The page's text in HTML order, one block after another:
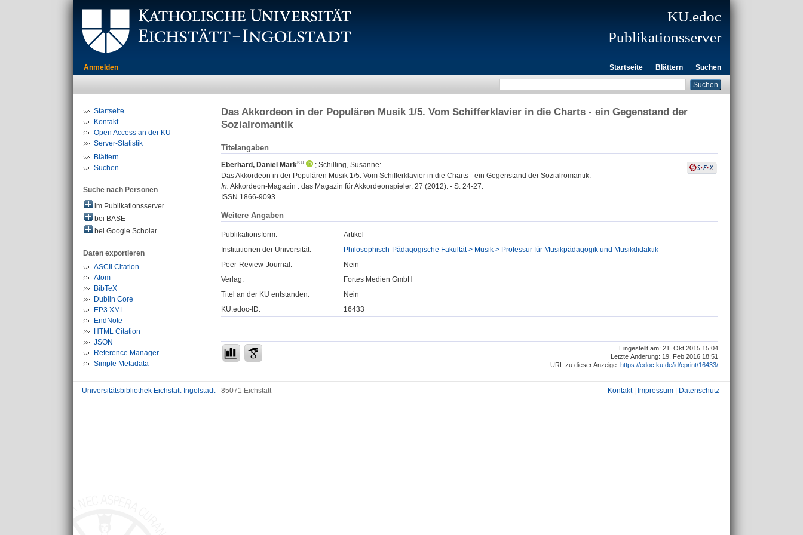
KU.edoc
Publikationsserver
Anmelden Startseite Blättern Suchen
Startseite
Kontakt
Open Access an der KU
Server-Statistik
Blättern
Suchen
Suche nach Personen
im Publikationsserver
bei BASE
bei Google Scholar
Daten exportieren
ASCII Citation
Atom
BibTeX
Dublin Core
EP3 XML
EndNote
HTML Citation
JSON
Reference Manager
Simple Metadata
Das Akkordeon in der Populären Musik 1/5. Vom Schifferklavier in die Charts - ein Gegenstand der
Sozialromantik
Titelangaben
Eberhard, Daniel Mark ; Schilling, Susanne:
Das Akkordeon in der Populären Musik 1/5. Vom Schifferklavier in die Charts - ein Gegenstand der Sozialromantik.
In:Akkordeon-Magazin : das Magazin für Akkordeonspieler. 27 (2012). - S. 24-27.
ISSN 1866-9093
Weitere Angaben
Publikationsform:
Artikel
Institutionen der Universität:
Philosophisch-Pädagogische Fakultät > Musik > Professur für Musikpädagogik und Musikdidaktik
Peer-Review-Journal:
Nein
Verlag:
Fortes Medien GmbH
Titel an der KU entstanden:
Nein
KU.edoc-ID:
16433
Eingestellt am: 21. Okt 2015 15:04
Letzte Änderung: 19. Feb 2016 18:51
URL zu dieser Anzeige: https://edoc.ku.de/id/eprint/16433/
Universitätsbibliothek Eichstätt-Ingolstadt- 85071 Eichstätt Kontakt| Impressum Datenschutz